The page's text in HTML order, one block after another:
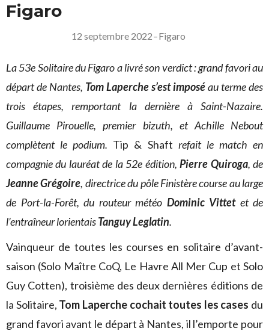
Figaro
12 septembre 2022–Figaro
La 53e Solitaire du Figaro a livré son verdict : grand favori au
départ de Nantes, Tom Laperche s’est imposéau terme des
trois étapes, remportant la dernière à Saint-Nazaire.
Guillaume Pirouelle, premier bizuth, et Achille Nebout
complètent le podium. Tip & Shaft refait le match en
compagnie du lauréat de la 52e édition,Pierre Quiroga, de
Jeanne Grégoire, directrice du pôle Finistère course au large
de Port-la-Forêt, du routeur météo Dominic Vittet et de
l’entraîneur lorientaisTanguy Leglatin.
Vainqueur de toutes les courses en solitaire d’avant-
saison (Solo Maître CoQ, Le Havre All Mer Cup et Solo
Guy Cotten), troisième des deux dernières éditions de
la Solitaire, Tom Laperche cochait toutes les cases du
grand favori avant le départ à Nantes, il l’emporte pour